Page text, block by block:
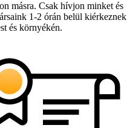
másra. Csak hívjon minket és
1-2 órán belül kiérkeznek
és környékén.